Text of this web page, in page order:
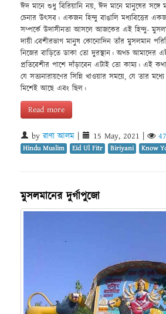
ঈদ মানে শুধু বিরিয়ানি নয়, ঈদ মানে মানুষের
চেনার উৎসব। একজন হিন্দু বাঙালি মধ্যবিত্তের
সম্পর্কে উদাসীনতা আসলে আজকের এই হিন্দু-
দায়ী।বেশীরভাগ মানুষ কোনোদিন তাঁর মুসলমান
নিজের বাড়িতে ডাকা তো দুরস্থান। অথচ আমাদের
প্রতিবেশীর পাশে দাঁড়াবেন এটাই তো কাম্য। এই
যে সত্যনারায়ণের সিন্নি খাওয়ার সময়ে, যে তার
মিশেই আছে এবং ছিল।
Read more
byরাণা আলম | 15 May, 2021 |
Hindu Muslim Eid Ul Fitr Biriyani Know
মুসলমানের দুর্গাপুজো